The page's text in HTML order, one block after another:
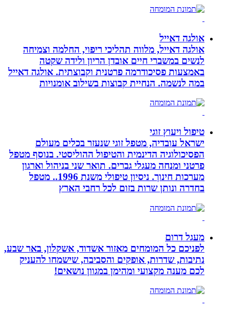
אולגה דאייל
אולגה דאייל, מלווה תהליכי ריפוי, החלמה וצמיחה
לנשים במשברי חיים אובדן הריון ולידה שקטה
באמצעות פסיכודרמה פרטנית וקבוצתית. אולגה דאייל
במה לנשמה. ‏הנחיית קבוצות בשילוב אומנויות‏
טיפול ויעוץ זוגי
ישראל עובדיה, מטפל זוגי שנעזר בכלים מעולם
הפסיכולוגיה הדינמית והטיפול ההוליסטי. בנוסף מטפל
פרטני ומנחה מעגלי גברים. תואר שני בניהול וארגון
מערכות חינוך. ניסיון טיפולי משנת 1996.. מטפל
בחדרה ונותן שרות בזום לכל רחבי הארץ
מעגל דרום
לפניכם כל המומחים מאזור אשדוד, אשקלון, באר שבע,
נתיבות, שדרות, אופקים והסביבה, שישמחו להעניק
לכם מענה מקצועי ומהימן במגוון נושאים!